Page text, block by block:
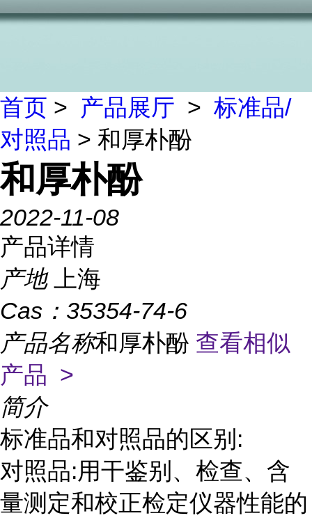
首页 > 产品展厅 > 标准品/
对照品 > 和厚朴酚
和厚朴酚
2022-11-08
产品详情
产地
上海
Cas： 35354-74-6
产品名称和厚朴酚 查看相似
产品 >
简介
标准品和对照品的区别:
对照品:用干鉴别、检查、含
量测定和校正检定仪器性能的